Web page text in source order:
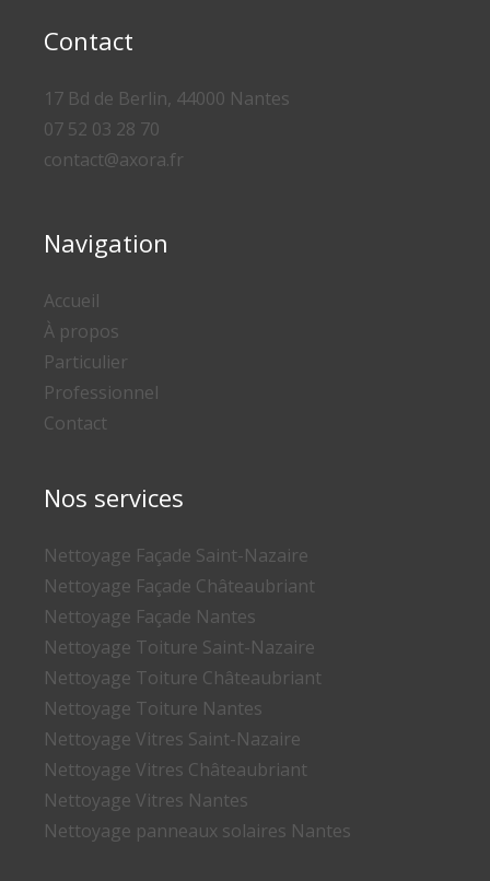
Contact
17 Bd de Berlin, 44000 Nantes
07 52 03 28 70
contact@axora.fr
Navigation
Accueil
À propos
Particulier
Professionnel
Contact
Nos services
Nettoyage Façade Saint-Nazaire
Nettoyage Façade Châteaubriant
Nettoyage Façade Nantes
Nettoyage Toiture Saint-Nazaire
Nettoyage Toiture Châteaubriant
Nettoyage Toiture Nantes
Nettoyage Vitres Saint-Nazaire
Nettoyage Vitres Châteaubriant
Nettoyage Vitres Nantes
Nettoyage panneaux solaires Nantes